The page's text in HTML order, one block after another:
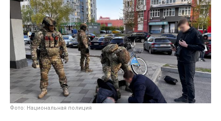
Фото: Национальная полиция